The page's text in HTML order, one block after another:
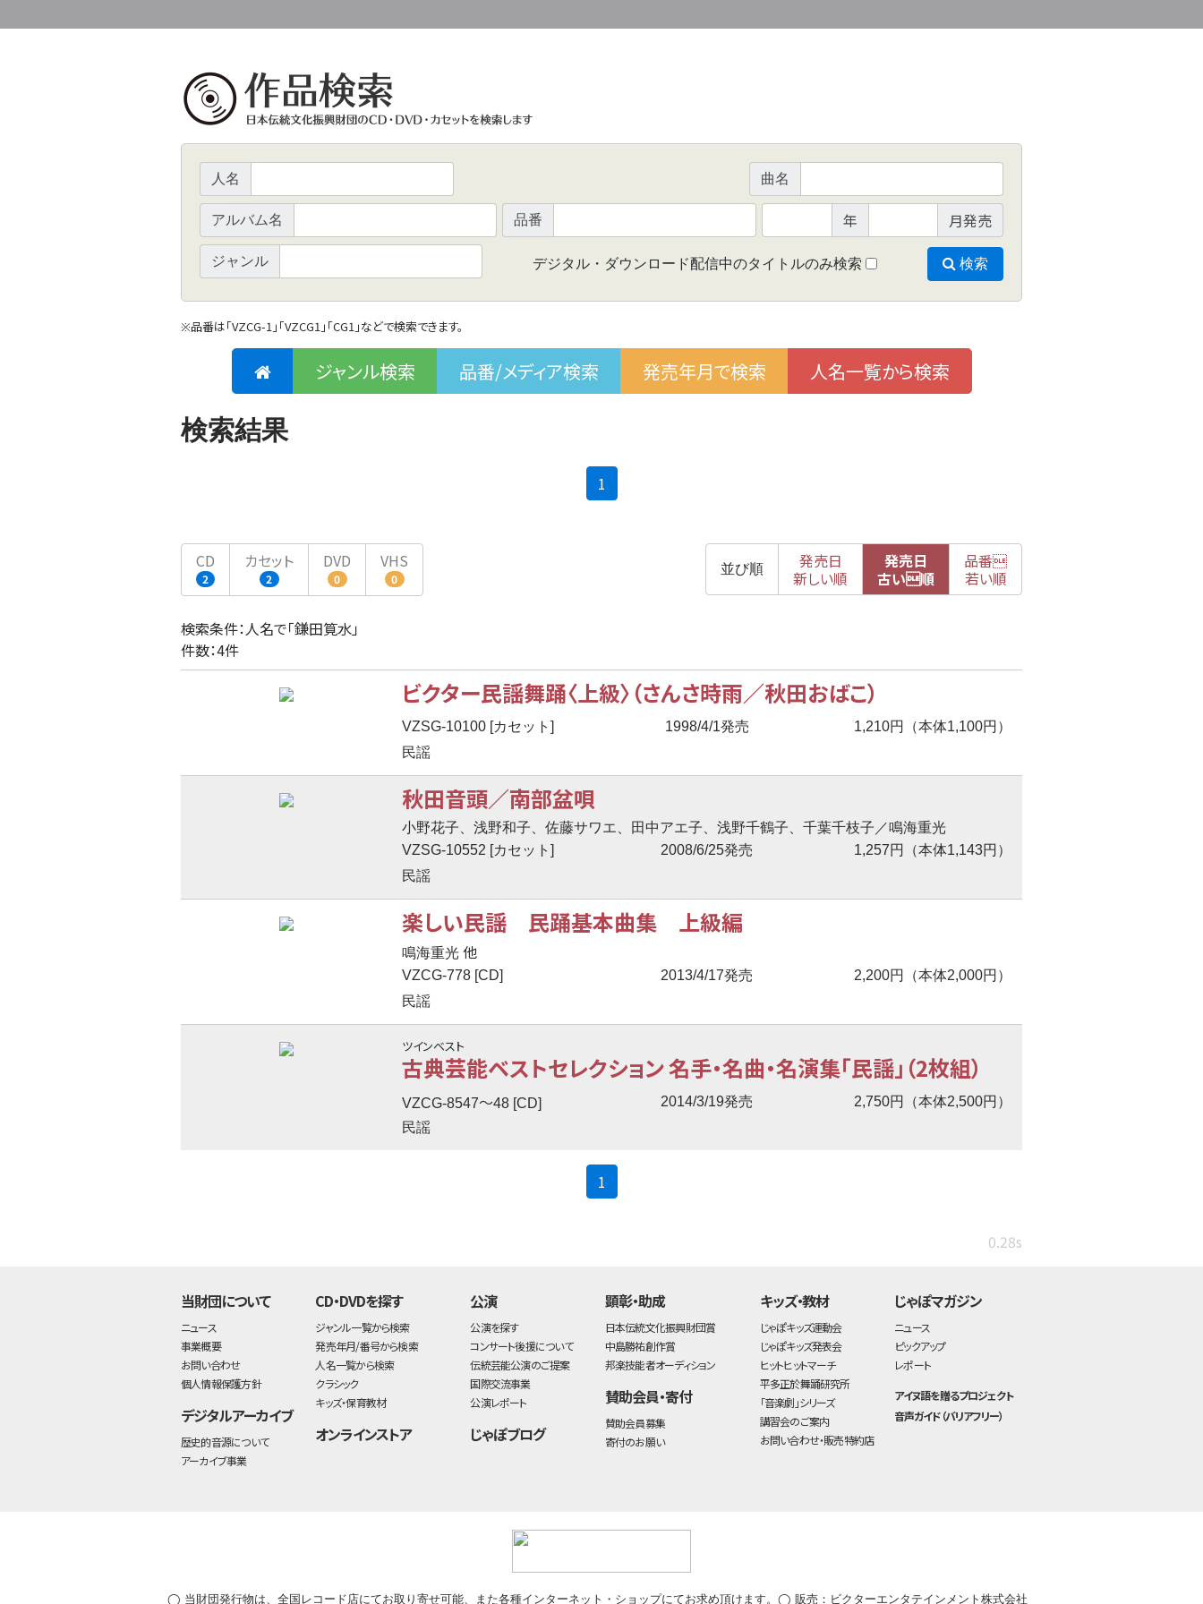
人名 曲名
アルバム名 品番 年 月発売
ジャンル デジタル・ダウンロード配信中のタイトルのみ検索 検索
※品番は「VZCG-1」「VZCG1」「CG1」などで検索できます。
ジャンル検索 品番/メディア検索 発売年月で検索 人名一覧から検索
検索結果
1
CD
2
カセット
2
DVD
0
VHS
0
並び順
発売日
新しい順
発売日
古い順
品番
若い順
検索条件：人名で「鎌田筧水」
件数：4件
ビクター民謡舞踊〈上級〉（さんさ時雨／秋田おばこ）
VZSG-10100 [カセット] 1998/4/1発売
1,210円（本体1,100円）
民謡
秋田音頭／南部盆唄
小野花子、浅野和子、佐藤サワエ、田中アエ子、浅野千鶴子、千葉千枝子／鳴海重光
VZSG-10552 [カセット]
2008/6/25発売
1,257円（本体1,143円）
民謡
楽しい民謡 民踊基本曲集 上級編
鳴海重光 他
VZCG-778 [CD] 2013/4/17発売
2,200円（本体2,000円）
民謡
ツインベスト
古典芸能ベストセレクション 名手・名曲・名演集「民謡」（2枚組）
VZCG-8547〜48 [CD] 2014/3/19発売
2,750円（本体2,500円）
民謡
1
0.28s
当財団について
ニュース
事業概要
お問い合わせ
個人情報保護方針
デジタルアーカイブ
歴史的音源について
アーカイブ事業
CD・DVDを探す
ジャンル一覧から検索
発売年月/番号から検索
人名一覧から検索
クラシック
キッズ・保育教材
オンラインストア
公演
公演を探す
コンサート後援について
伝統芸能公演のご提案
国際交流事業
公演レポート
じゃぽブログ
顕彰・助成
日本伝統文化振興財団賞
中島勝祐創作賞
邦楽技能者オーディション
賛助会員・寄付
賛助会員募集
寄付のお願い
キッズ・教材
じゃぽキッズ運動会
じゃぽキッズ発表会
ヒットヒットマーチ
平多正於舞踊研究所
「音楽劇」シリーズ
講習会のご案内
お問い合わせ・販売特約店
じゃぽマガジン
ニュース
ピックアップ
レポート
アイヌ語を贈るプロジェクト
音声ガイド（バリアフリー）
◯ 当財団発行物は、全国レコード店にてお取り寄せ可能、また各種インターネット・ショップにてお求め頂けます。◯ 販売：ビクターエンタテインメント株式会社